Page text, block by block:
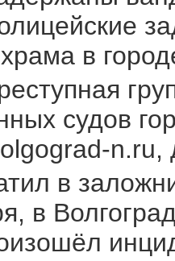
в
судов
в
в